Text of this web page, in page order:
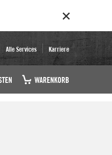
Alle Services Karriere
WARENKORB